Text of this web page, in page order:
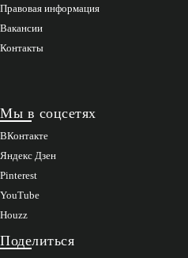
Правовая информация
Вакансии
Контакты
Мы в соцсетях
ВКонтакте
Яндекс Дзен
Pinterest
YouTube
Houzz
Поделиться